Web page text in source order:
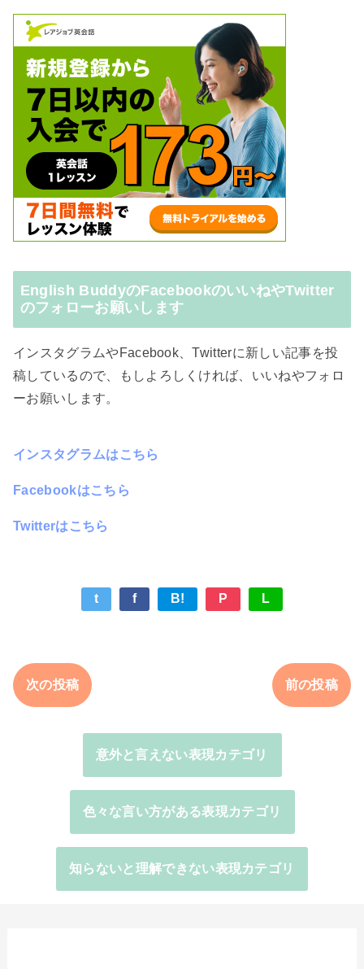
English BuddyのFacebookのいいねやTwitter
のフォローお願いします
インスタグラムやFacebook、Twitterに新しい記事を投
稿しているので、もしよろしくければ、いいねやフォロ
ーお願いします。
インスタグラムはこちら
Facebookはこちら
Twitterはこちら
t f B! P L
次の投稿 前の投稿
意外と言えない表現カテゴリ
色々な言い方がある表現カテゴリ
知らないと理解できない表現カテゴリ